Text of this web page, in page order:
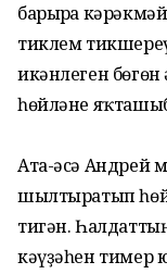
барырға
тиклем
икәнлеген бөгөн
һөйләне
Ата-әсә Андрей
шылтыратып
тигән.
кәүҙәһен тимер